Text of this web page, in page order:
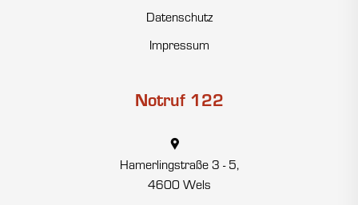
Datenschutz
Impressum
Notruf 122
Hamerlingstraße 3 - 5,
4600 Wels